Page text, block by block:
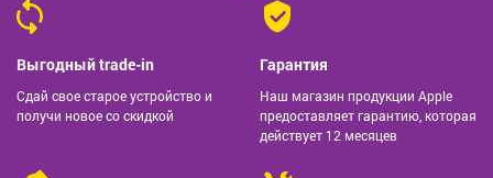
Выгодный trade-in
Сдай свое старое устройство и
получи новое со скидкой
Гарантия
Наш магазин продукции Apple
предоставляет гарантию, которая
действует 12 месяцев